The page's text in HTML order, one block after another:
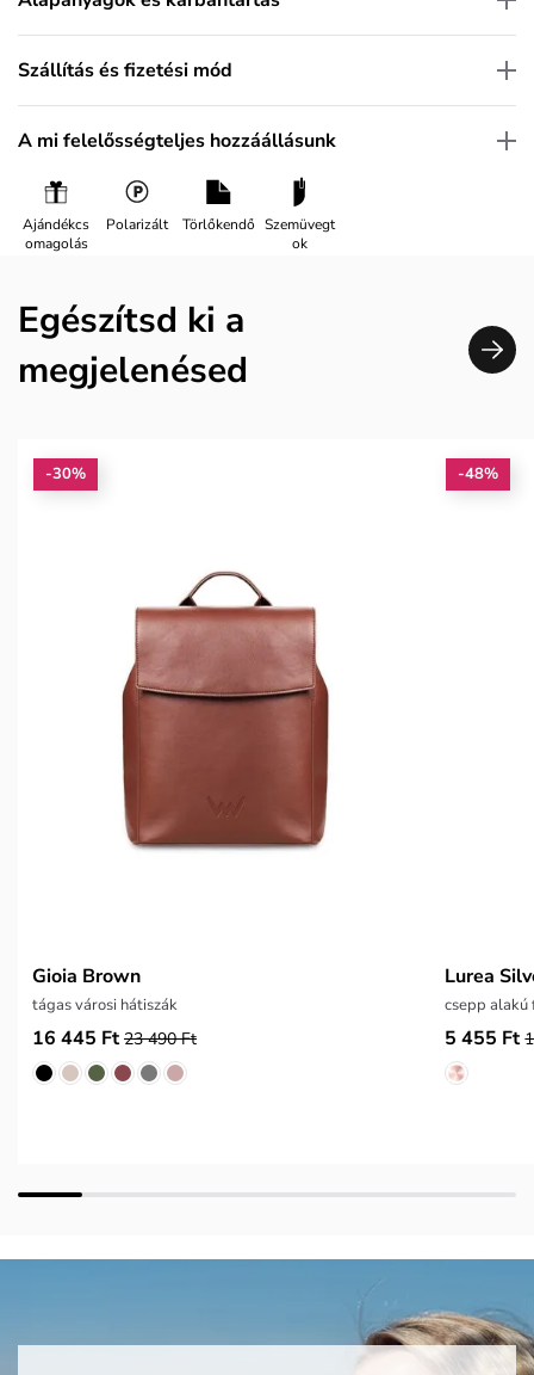
Szállítás és fizetési mód
A mi felelősségteljes hozzáállásunk
Ajándékcs
omagolás
Polarizált Törlőkendő Szemüvegt
ok
Egészítsd ki a
megjelenésed
-30%
Gioia Brown
tágas városi hátiszák
16 445 Ft 23 490 Ft
-48%
Lurea
csepp
5 455 Ft